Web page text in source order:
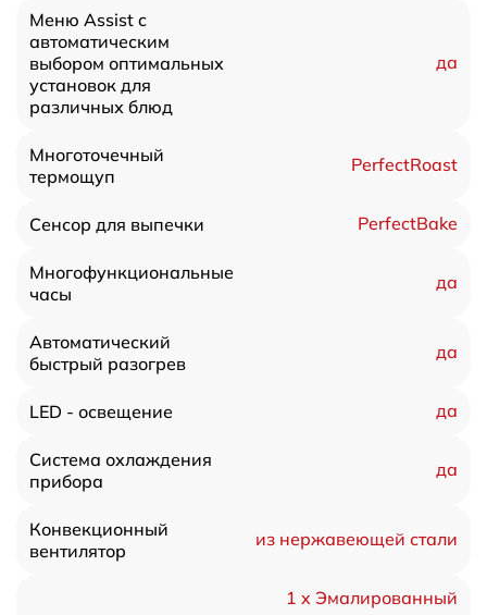
Меню Assist c
автоматическим
выбором оптимальных
установок для
различных блюд
да
Многоточечный
термощуп
PerfectRoast
Сенсор для выпечки PerfectBake
Многофункциональные
часы
да
Автоматический
быстрый разогрев
да
LED - освещение да
Система охлаждения
прибора
да
Конвекционный
вентилятор
из нержавеющей стали
1 x Эмалированный